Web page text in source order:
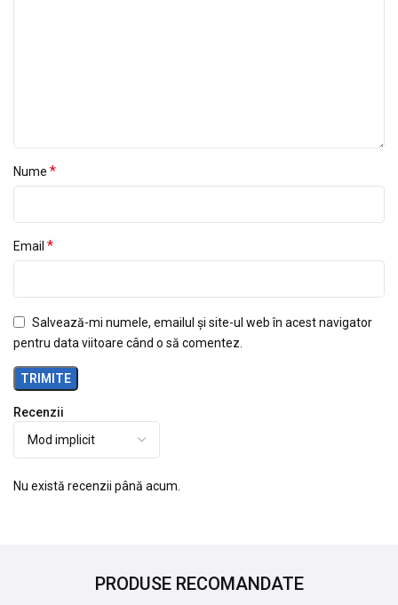
Recenzii
Nu există recenzii până acum.
Nume *
Email *
Salvează-mi numele, emailul și site-ul web în acest navigator
pentru data viitoare când o să comentez.
PRODUSE RECOMANDATE